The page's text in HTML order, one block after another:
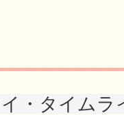
・タイムラ